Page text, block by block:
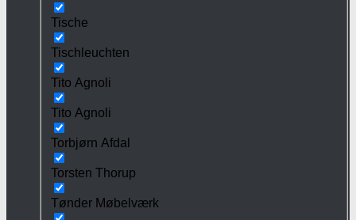
Tische
Tischleuchten
Tito Agnoli
Tito Agnoli
Torbjørn Afdal
Torsten Thorup
Tønder Møbelværk